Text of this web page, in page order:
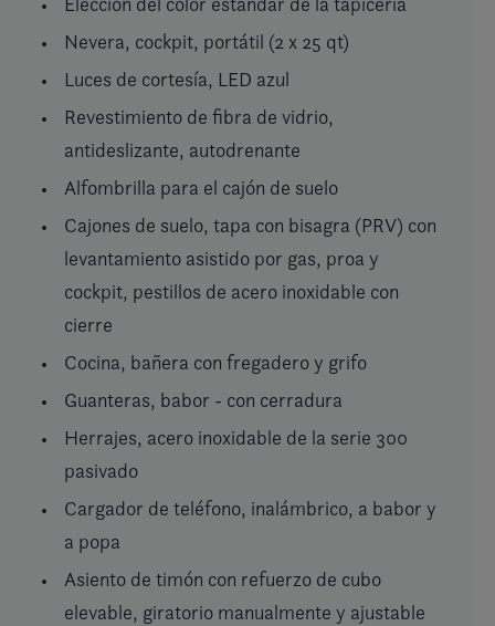
Nevera, cockpit, portátil (2 x 25 qt)
Luces de cortesía, LED azul
Revestimiento de fibra de vidrio,
antideslizante, autodrenante
Alfombrilla para el cajón de suelo
Cajones de suelo, tapa con bisagra (PRV) con
levantamiento asistido por gas, proa y
cockpit, pestillos de acero inoxidable con
cierre
Cocina, bañera con fregadero y grifo
Guanteras, babor - con cerradura
Herrajes, acero inoxidable de la serie 300
pasivado
Cargador de teléfono, inalámbrico, a babor y
a popa
Asiento de timón con refuerzo de cubo
elevable, giratorio manualmente y ajustable